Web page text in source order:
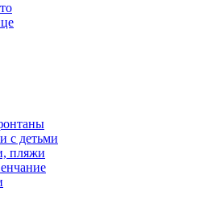
с детьми
пляжи